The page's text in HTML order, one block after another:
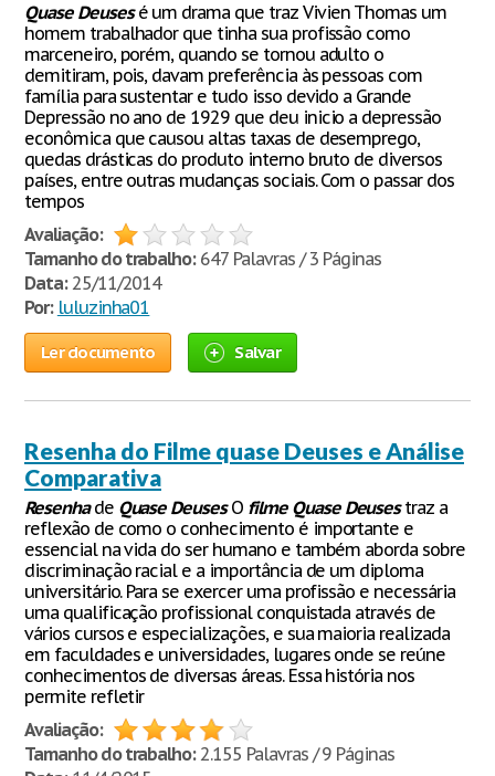
Quase Deusesé um drama que traz Vivien Thomas um
homem trabalhador que tinha sua profissão como
marceneiro, porém, quando se tornou adulto o
demitiram, pois, davam preferência às pessoas com
família para sustentar e tudo isso devido a Grande
Depressão no ano de 1929 que deu inicio a depressão
econômica que causou altas taxas de desemprego,
quedas drásticas do produto interno bruto de diversos
países, entre outras mudanças sociais. Com o passar dos
tempos
Avaliação:
Tamanho do trabalho:647 Palavras / 3 Páginas
Data:25/11/2014
Por: luluzinha01
Ler documento Salvar
Resenha do Filme quase Deuses e Análise
Comparativa
Resenhade Quase DeusesO filme Quase Deusestraz a
reflexão de como o conhecimento é importante e
essencial na vida do ser humano e também aborda sobre
discriminação racial e a importância de um diploma
universitário. Para se exercer uma profissão e necessária
uma qualificação profissional conquistada através de
vários cursos e especializações, e sua maioria realizada
em faculdades e universidades, lugares onde se reúne
conhecimentos de diversas áreas. Essa história nos
permite refletir
Avaliação:
Tamanho do trabalho:2.155 Palavras / 9 Páginas